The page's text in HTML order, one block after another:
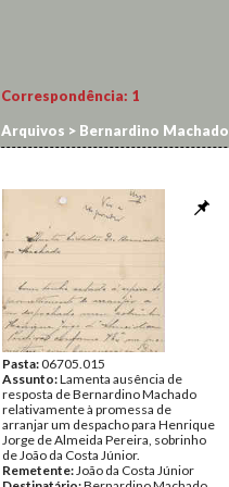
Correspondência: 1
Arquivos > Bernardino Machado
Pasta:06705.015
Assunto:Lamenta ausência de
resposta de Bernardino Machado
relativamente à promessa de
arranjar um despacho para Henrique
Jorge de Almeida Pereira, sobrinho
de João da Costa Júnior.
Remetente:João da Costa Júnior